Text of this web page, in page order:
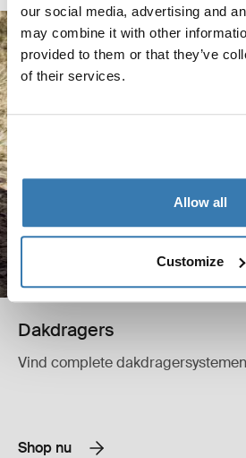
our social media, advertising and
may combine it with other
provided to them or that they’ve
of their services.
Allow all
Customize
Dakdragers
Vind complete
Shop nu